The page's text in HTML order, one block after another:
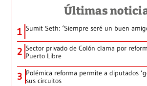
Últimas
1 Sumit Seth: ‘Siempre seré un buen
2 Sector privado de Colón clama por
Puerto Libre
3 Polémica reforma permite a diputados
sus circuitos